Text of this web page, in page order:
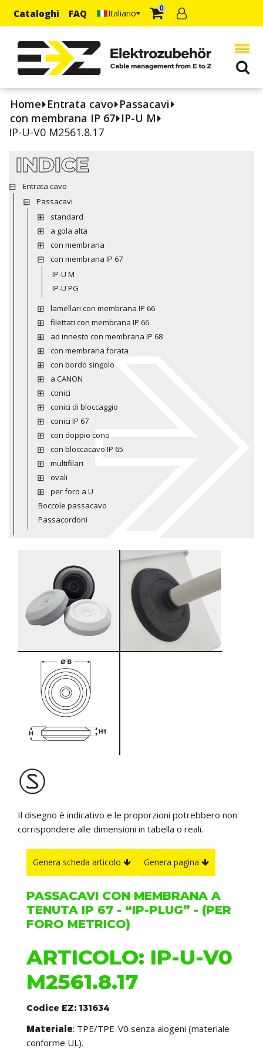
Cataloghi FAQ Italiano 0
Home Entrata cavo Passacavi
con membrana IP 67 IP-U M
IP-U-V0 M2561.8.17
INDICE
Entrata cavo
Passacavi
standard
a gola alta
con membrana
con membrana IP 67
IP-U M
IP-U PG
lamellari con membrana IP 66
filettati con membrana IP 66
ad innesto con membrana IP 68
con membrana forata
con bordo singolo
a CANON
conici
conici di bloccaggio
conici IP 67
con doppio cono
con bloccacavo IP 65
multifilari
ovali
per foro a U
Boccole passacavo
Passacordoni
Il disegno è indicativo e le proporzioni potrebbero non
corrispondere alle dimensioni in tabella o reali.
Genera scheda articolo Genera pagina
PASSACAVI CON MEMBRANA A
TENUTA IP 67 - “IP-PLUG” - (PER
FORO METRICO)
ARTICOLO: IP-U-V0
M2561.8.17
Codice EZ: 131634
Materiale: TPE/TPE-V0 senza alogeni (materiale
conforme UL).